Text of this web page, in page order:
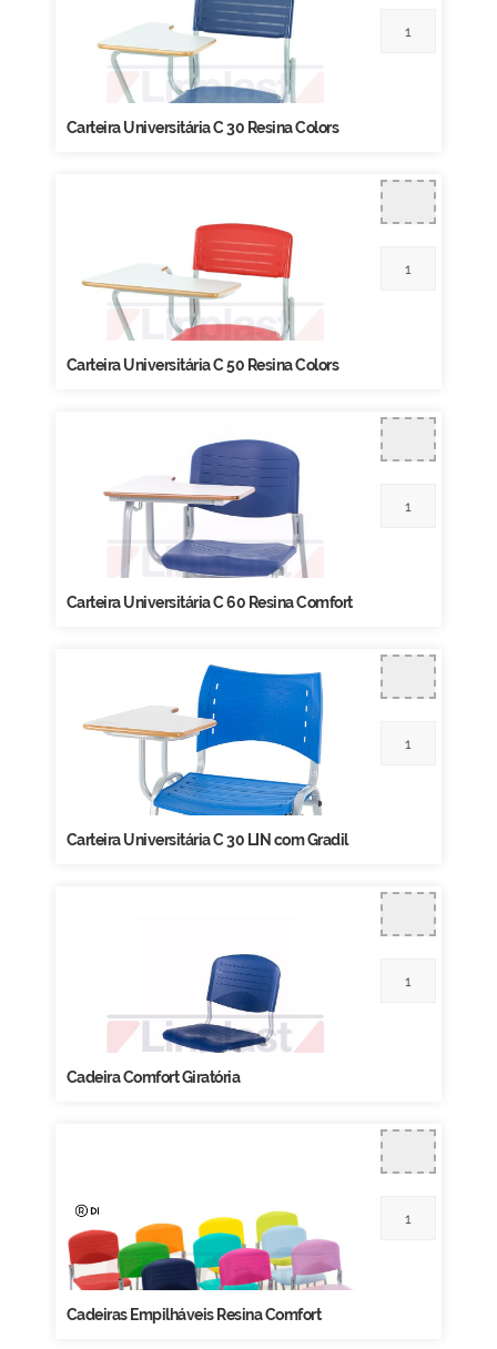
Carteira Universitária C 30 Resina Colors
Carteira Universitária C 50 Resina Colors
Carteira Universitária C 60 Resina Comfort
Carteira Universitária C 30 LIN com Gradil
Cadeira Comfort Giratória
Cadeiras Empilháveis Resina Comfort